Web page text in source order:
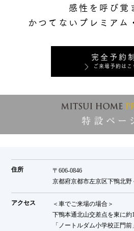
感性を呼び覚
かつてないプレミアム
完全予約
ご来場予約はこ
住所
〒606-0846
京都府京都市左京区下鴨北野
アクセス
＜車でご来場の場合＞
下鴨本通北山交差点を東に約
「ノートルダム小学校正門